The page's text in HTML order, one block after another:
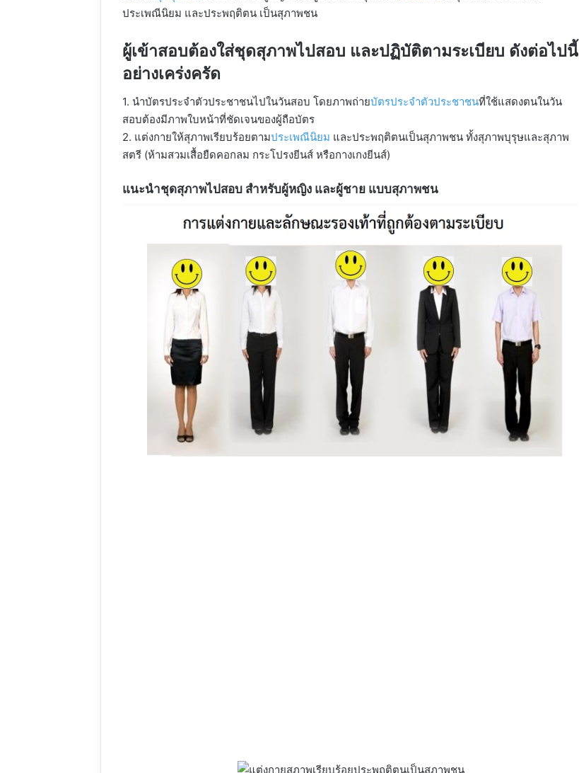
ประเพณีนิยม และประพฤติตน เป็นสุภาพชน
ผู้เข้าสอบต้องใส่ชุดสุภาพไปสอบ และปฏิบัติตามระเบียบ ดังต่อไปนี้
อย่างเคร่งครัด
1. นำบัตรประจำตัวประชาชนไปในวันสอบ โดยภาพถ่ายบัตรประจำตัวประชาชนที่ใช้แสดงตนในวัน
สอบต้องมีภาพใบหน้าที่ชัดเจนของผู้ถือบัตร
2. แต่งกายให้สุภาพเรียบร้อยตามประเพณีนิยม และประพฤติตนเป็นสุภาพชน ทั้งสุภาพบุรุษและสุภาพ
สตรี (ห้ามสวมเสื้อยืดคอกลม กระโปรงยีนส์ หรือกางเกงยีนส์)
แนะนำชุดสุภาพไปสอบ สำหรับผู้หญิง และผู้ชาย แบบสุภาพชน